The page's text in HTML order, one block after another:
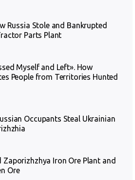
Russia Stole and Bankrupted
Parts Plant
Myself and Left». How
People from Territories Hunted
Occupants Steal Ukrainian
Zaporizhzhya Iron Ore Plant and
Ore